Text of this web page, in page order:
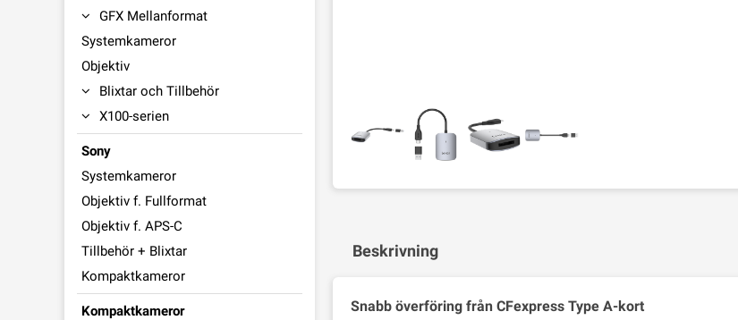
GFX Mellanformat
Systemkameror
Objektiv
Blixtar och Tillbehör
X100-serien
Sony
Systemkameror
Objektiv f. Fullformat
Objektiv f. APS-C
Tillbehör + Blixtar
Kompaktkameror
Kompaktkameror
Beskrivning
Snabb överföring från CFexpress Type A-kort